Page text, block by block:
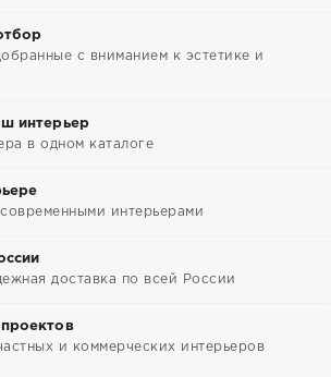
с вниманием к эстетике и
интерьер
в одном каталоге
интерьерами
доставка по всей России
и коммерческих интерьеров